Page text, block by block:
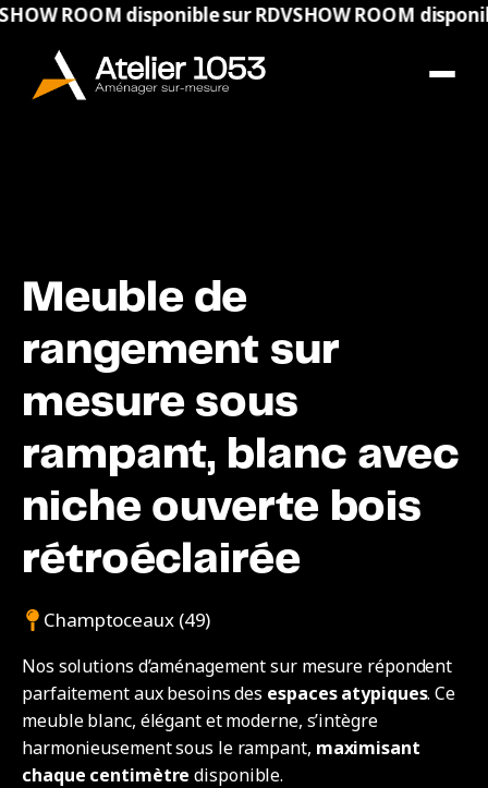
ROOM disponible sur RDVSHOW ROOM disponible
Meuble de
rangement sur
mesure sous
rampant, blanc avec
niche ouverte bois
rétroéclairée
Champtoceaux (49)
Nos solutions d’aménagement sur mesure répondent
parfaitement aux besoins des espaces atypiques. Ce
meuble blanc, élégant et moderne, s’intègre
harmonieusement sous le rampant, maximisant
chaque centimètre disponible.